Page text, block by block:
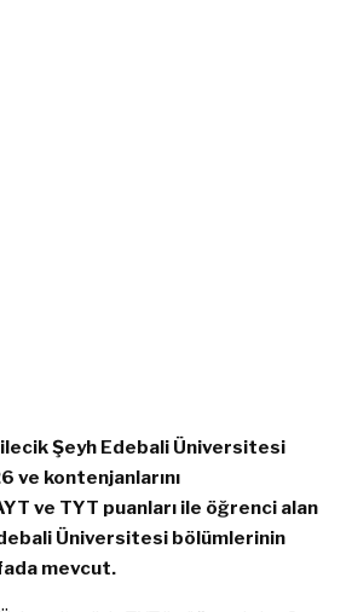
Şeyh Edebali Üniversitesi
ve kontenjanlarını
ve TYT puanları ile öğrenci alan
Üniversitesi bölümlerinin
mevcut.